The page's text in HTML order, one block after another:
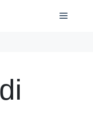
Menù